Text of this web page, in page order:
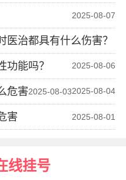
2025-08-07
医治都具有什么伤害？
2025-08-06
功能吗？
2025-08-04
危害2025-08-03
害 2025-08-01
线挂号